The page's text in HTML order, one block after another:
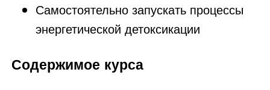
Самостоятельно запускать процессы
энергетической детоксикации
Содержимое курса